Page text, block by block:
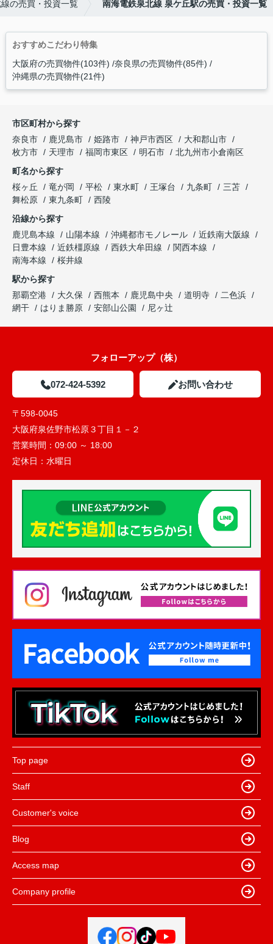
の売買・投資一覧 南海電鉄泉北線 泉ケ丘駅の売買・投資一覧
おすすめこだわり特集
大阪府の売買物件(103件) 奈良県の売買物件(85件)
沖縄県の売買物件(21件)
市区町村から探す
奈良市
鹿児島市 姫路市 神戸市西区
大和郡山市
枚方市
天理市 福岡市東区 明石市
北九州市小倉南区
町名から探す
桜ヶ丘
竜が岡 平松 東水町 王塚台 九条町
三苫
舞松原
東九条町
西陵
沿線から探す
鹿児島本線
山陽本線 沖縄都市モノレール
近鉄南大阪線
日豊本線
近鉄橿原線 西鉄大牟田線
関西本線
南海本線
桜井線
駅から探す
那覇空港
大久保 西熊本 鹿児島中央 道明寺
二色浜
網干
はりま勝原 安部山公園 尼ヶ辻
フォローアップ（株）
072-424-5392 お問い合わせ
〒598-0045
大阪府泉佐野市松原３丁目１－２
営業時間： 09:00 ～ 18:00
定休日： 水曜日
Top page
Staff
Customer's voice
Blog
Access map
Company profile